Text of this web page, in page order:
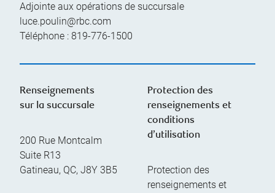
Adjointe aux opérations de succursale
luce.poulin@rbc.com
Téléphone : 819-776-1500
Renseignements
sur la succursale
200 Rue Montcalm
Suite R13
Gatineau, QC, J8Y 3B5
Protection des
renseignements et
conditions
d’utilisation
Protection des
renseignements et